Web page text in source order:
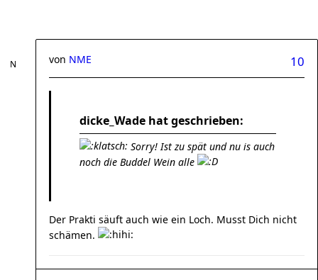
10
von NME
dicke_Wade hat geschrieben:
Sorry! Ist zu spät und nu is auch
noch die Buddel Wein alle
Der Prakti säuft auch wie ein Loch. Musst Dich nicht
schämen.